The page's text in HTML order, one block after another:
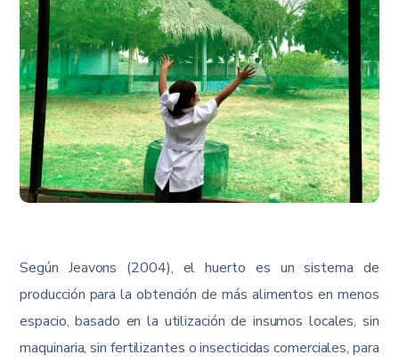
Según Jeavons (2004), el huerto es un sistema de
producción para la obtención de más alimentos en menos
espacio, basado en la utilización de insumos locales, sin
maquinaria, sin fertilizantes o insecticidas comerciales, para